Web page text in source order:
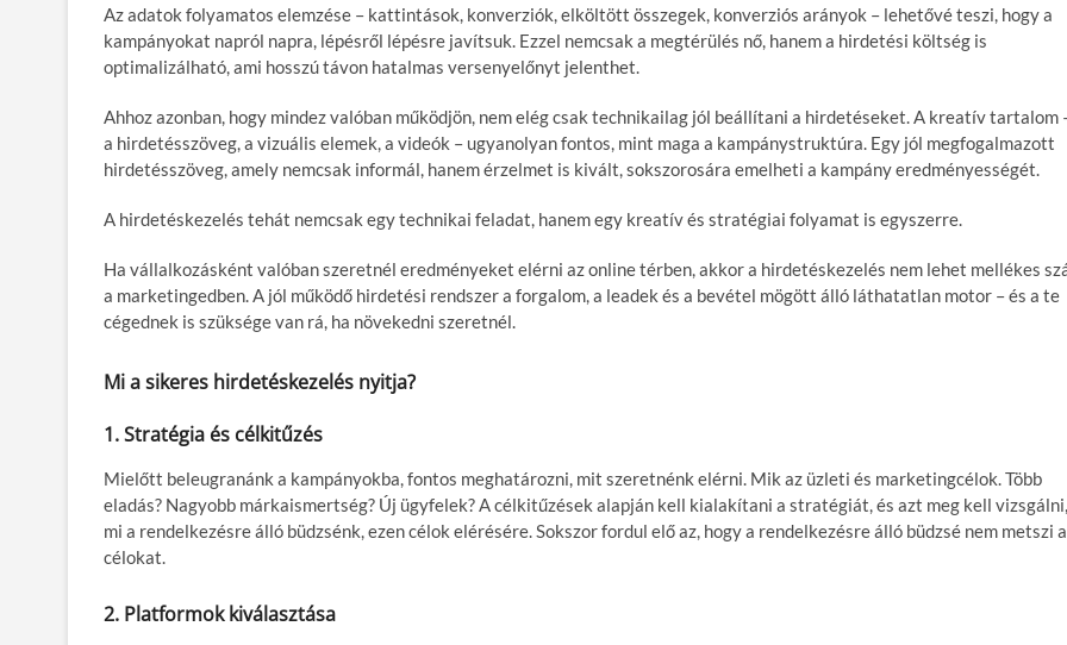
Az adatok folyamatos elemzése – kattintások, konverziók, elköltött összegek, konverziós arányok – lehetővé teszi, hogy a
kampányokat napról napra, lépésről lépésre javítsuk. Ezzel nemcsak a megtérülés nő, hanem a hirdetési költség is
optimalizálható, ami hosszú távon hatalmas versenyelőnyt jelenthet.
Ahhoz azonban, hogy mindez valóban működjön, nem elég csak technikailag jól beállítani a hirdetéseket. A kreatív tartalom
a hirdetésszöveg, a vizuális elemek, a videók – ugyanolyan fontos, mint maga a kampánystruktúra. Egy jól megfogalmazott
hirdetésszöveg, amely nemcsak informál, hanem érzelmet is kivált, sokszorosára emelheti a kampány eredményességét.
A hirdetéskezelés tehát nemcsak egy technikai feladat, hanem egy kreatív és stratégiai folyamat is egyszerre.
Ha vállalkozásként valóban szeretnél eredményeket elérni az online térben, akkor a hirdetéskezelés nem lehet mellékes
a marketingedben. A jól működő hirdetési rendszer a forgalom, a leadek és a bevétel mögött álló láthatatlan motor – és a te
cégednek is szüksége van rá, ha növekedni szeretnél.
Mi a sikeres hirdetéskezelés nyitja?
1. Stratégia és célkitűzés
Mielőtt beleugranánk a kampányokba, fontos meghatározni, mit szeretnénk elérni. Mik az üzleti és marketingcélok. Több
eladás? Nagyobb márkaismertség? Új ügyfelek? A célkitűzések alapján kell kialakítani a stratégiát, és azt meg kell vizsgálni,
mi a rendelkezésre álló büdzsénk, ezen célok elérésére. Sokszor fordul elő az, hogy a rendelkezésre álló büdzsé nem metszi a
célokat.
2. Platformok kiválasztása